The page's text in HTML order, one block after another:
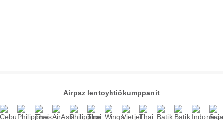
Airpaz lentoyhtiökumppanit